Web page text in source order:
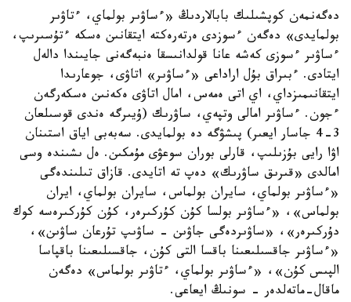
دەگەنمەن كوپشىلىك بابالاردىڭ «ءساۋىر بولماي، ءتاۋىر
بولمايدى» دەگەن ءسوزدى ەرتەرەكتە ايتقانىن ەسكە ءتۇسىرىپ،
ءساۋىر ءسوزى كەشە عانا قولدانىسقا ەنبەگەنى جايىندا دالەل
ايتادى. ءبىراق بۇل اراداعى «ءساۋىر» اتاۋى، جوعارىدا
ايتقانىمىزداي، اي اتى ەمەس، امال اتاۋى ەكەنىن ەسكەرگەن
ءجون. ءساۋىر امالى وتپەي، ساۋرىك (ۇيىرگە ەندى قوسىلعان
3-4 جاسار ايعىر) پىشۋگە دە بولمايدى. سەبەبى اياق استىنان
اۋا رايى بۇزىلىپ، قارلى بوران سوعۋى مۇمكىن. ەل ىشىندە وسى
امالدى «قىرىق ساۋرىك» دەپ تە اتايدى. قازاق تىلىندەگى
«ءساۋىر بولماي، سايران بولماس، سايران بولماي، ايران
بولماس»، «ءساۋىر بولسا كۇن كۇركىرەر، كۇن كۇركىرەسە كوك
دۇركىرەر»، «ساۋىردەگى جاۋىن - ساۋىپ تۇرعان ساۋىن»،
«ءساۋىر جاقسىلىعىنا باقسا التى كۇن، جاقسىلىعىنا باقپاسا
الپىس كۇن»، «ءساۋىر بولماي، ءتاۋىر بولماس» دەگەن
ماقال-ماتەلدەر - سونىڭ ايعاعى.